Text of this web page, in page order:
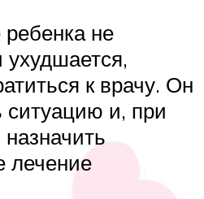
не
к врачу. Он
ситуацию и, при
лечение